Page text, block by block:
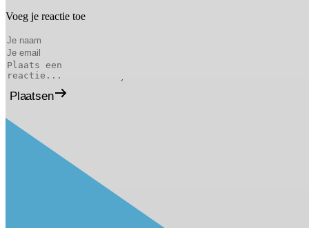
Voeg je reactie toe
Plaatsen